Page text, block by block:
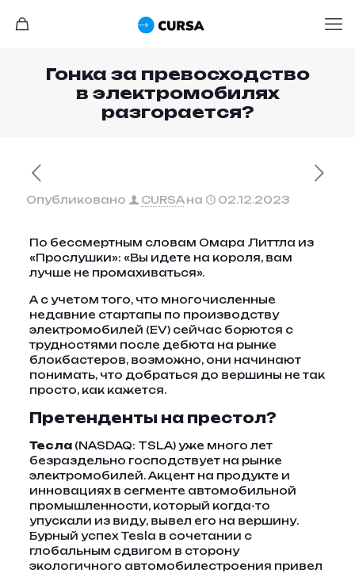
Гонка за превосходство
в электромобилях
разгорается?
Опубликовано CURSA на 02.12.2023
По бессмертным словам Омара Литтла из
«Прослушки»: «Вы идете на короля, вам
лучше не промахиваться».
А с учетом того, что многочисленные
недавние стартапы по производству
электромобилей (EV) сейчас борются с
трудностями после дебюта на рынке
блокбастеров, возможно, они начинают
понимать, что добраться до вершины не так
просто, как кажется.
Претенденты на престол?
Тесла(NASDAQ: TSLA) уже много лет
безраздельно господствует на рынке
электромобилей. Акцент на продукте и
инновациях в сегменте автомобильной
промышленности, который когда-то
упускали из виду, вывел его на вершину.
Бурный успех Tesla в сочетании с
глобальным сдвигом в сторону
экологичного автомобилестроения привел